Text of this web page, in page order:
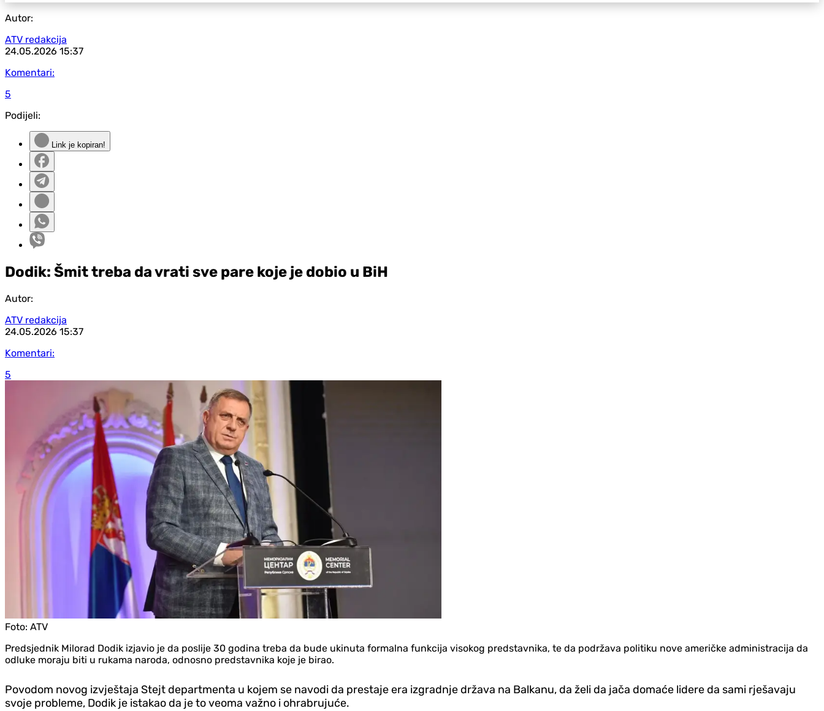
Autor:
ATV redakcija
24.05.2026 15:37
Komentari:
5
Podijeli:
Link je kopiran!
Dodik: Šmit treba da vrati sve pare koje je dobio u BiH
Autor:
ATV redakcija
24.05.2026 15:37
Komentari:
5
Foto: ATV
Predsjednik Milorad Dodik izjavio je da poslije 30 godina treba da bude ukinuta formalna funkcija visokog predstavnika, te da podržava politiku nove američke administracija da
odluke moraju biti u rukama naroda, odnosno predstavnika koje je birao.
Povodom novog izvještaja Stejt departmenta u kojem se navodi da prestaje era izgradnje država na Balkanu, da želi da jača domaće lidere da sami rješavaju
svoje probleme, Dodik je istakao da je to veoma važno i ohrabrujuće.